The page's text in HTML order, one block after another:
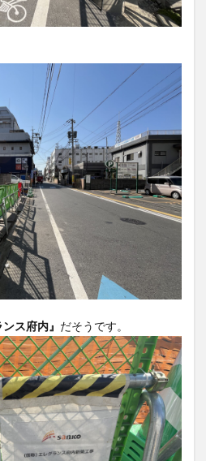
ンス府内』 だそうです。
間限定 本
杵築市
き 焼き菓子
犬
神社 祭り
秋
市 竹田市ディナー
紅葉
自転車 臼杵市
舞台
茶碗蒸し 蕎麦
虹
施設
観光スポット
豊後大野市
豊後高田市
業文化公園
道の駅
閉院 開店
開店閉店
み物 高崎山 鰻
検索